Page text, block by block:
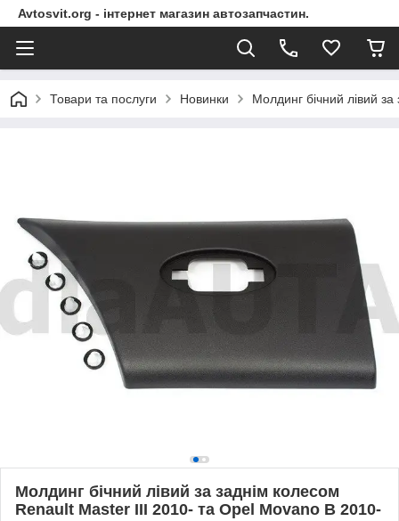
Avtosvit.org - інтернет магазин автозапчастин.
Товари та послуги Новинки Молдинг бічний лівий
Молдинг бічний лівий за заднім колесом
Renault Master III 2010- та Opel Movano B 2010-